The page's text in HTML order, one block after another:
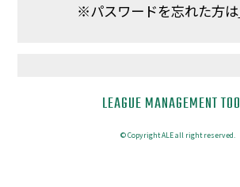
※パスワードを忘れた方は
LEAGUE MANAGEMENT
© Copyright ALE all right reserved.